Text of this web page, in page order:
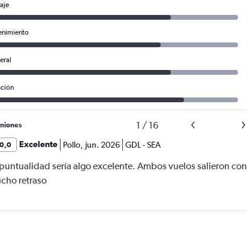
1 / 16
Excelente Pollo jun. 2026 GDL -SEA
sería algo excelente. Ambos vuelos salieron con
retraso